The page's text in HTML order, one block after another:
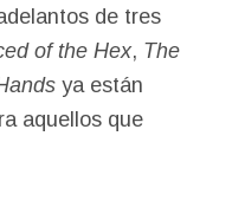
de tres
of the Hex, The
ya están
aquellos que